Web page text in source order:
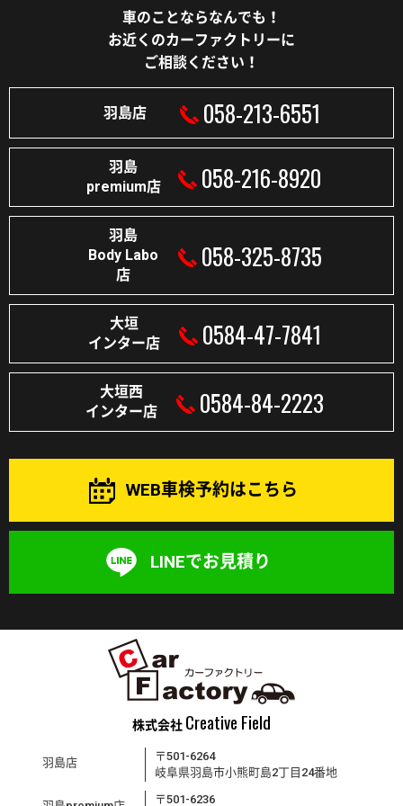
車のことならなんでも！
お近くのカーファクトリーに
ご相談ください！
羽島店 058-213-6551
羽島
premium店
058-216-8920
羽島
Body Labo
店
058-325-8735
大垣
インター店
0584-47-7841
大垣西
インター店
0584-84-2223
WEB車検予約はこちら
LINEでお見積り
株式会社 Creative Field
羽島店
〒501-6264
岐阜県羽島市小熊町島2丁目24番地
〒501-6236